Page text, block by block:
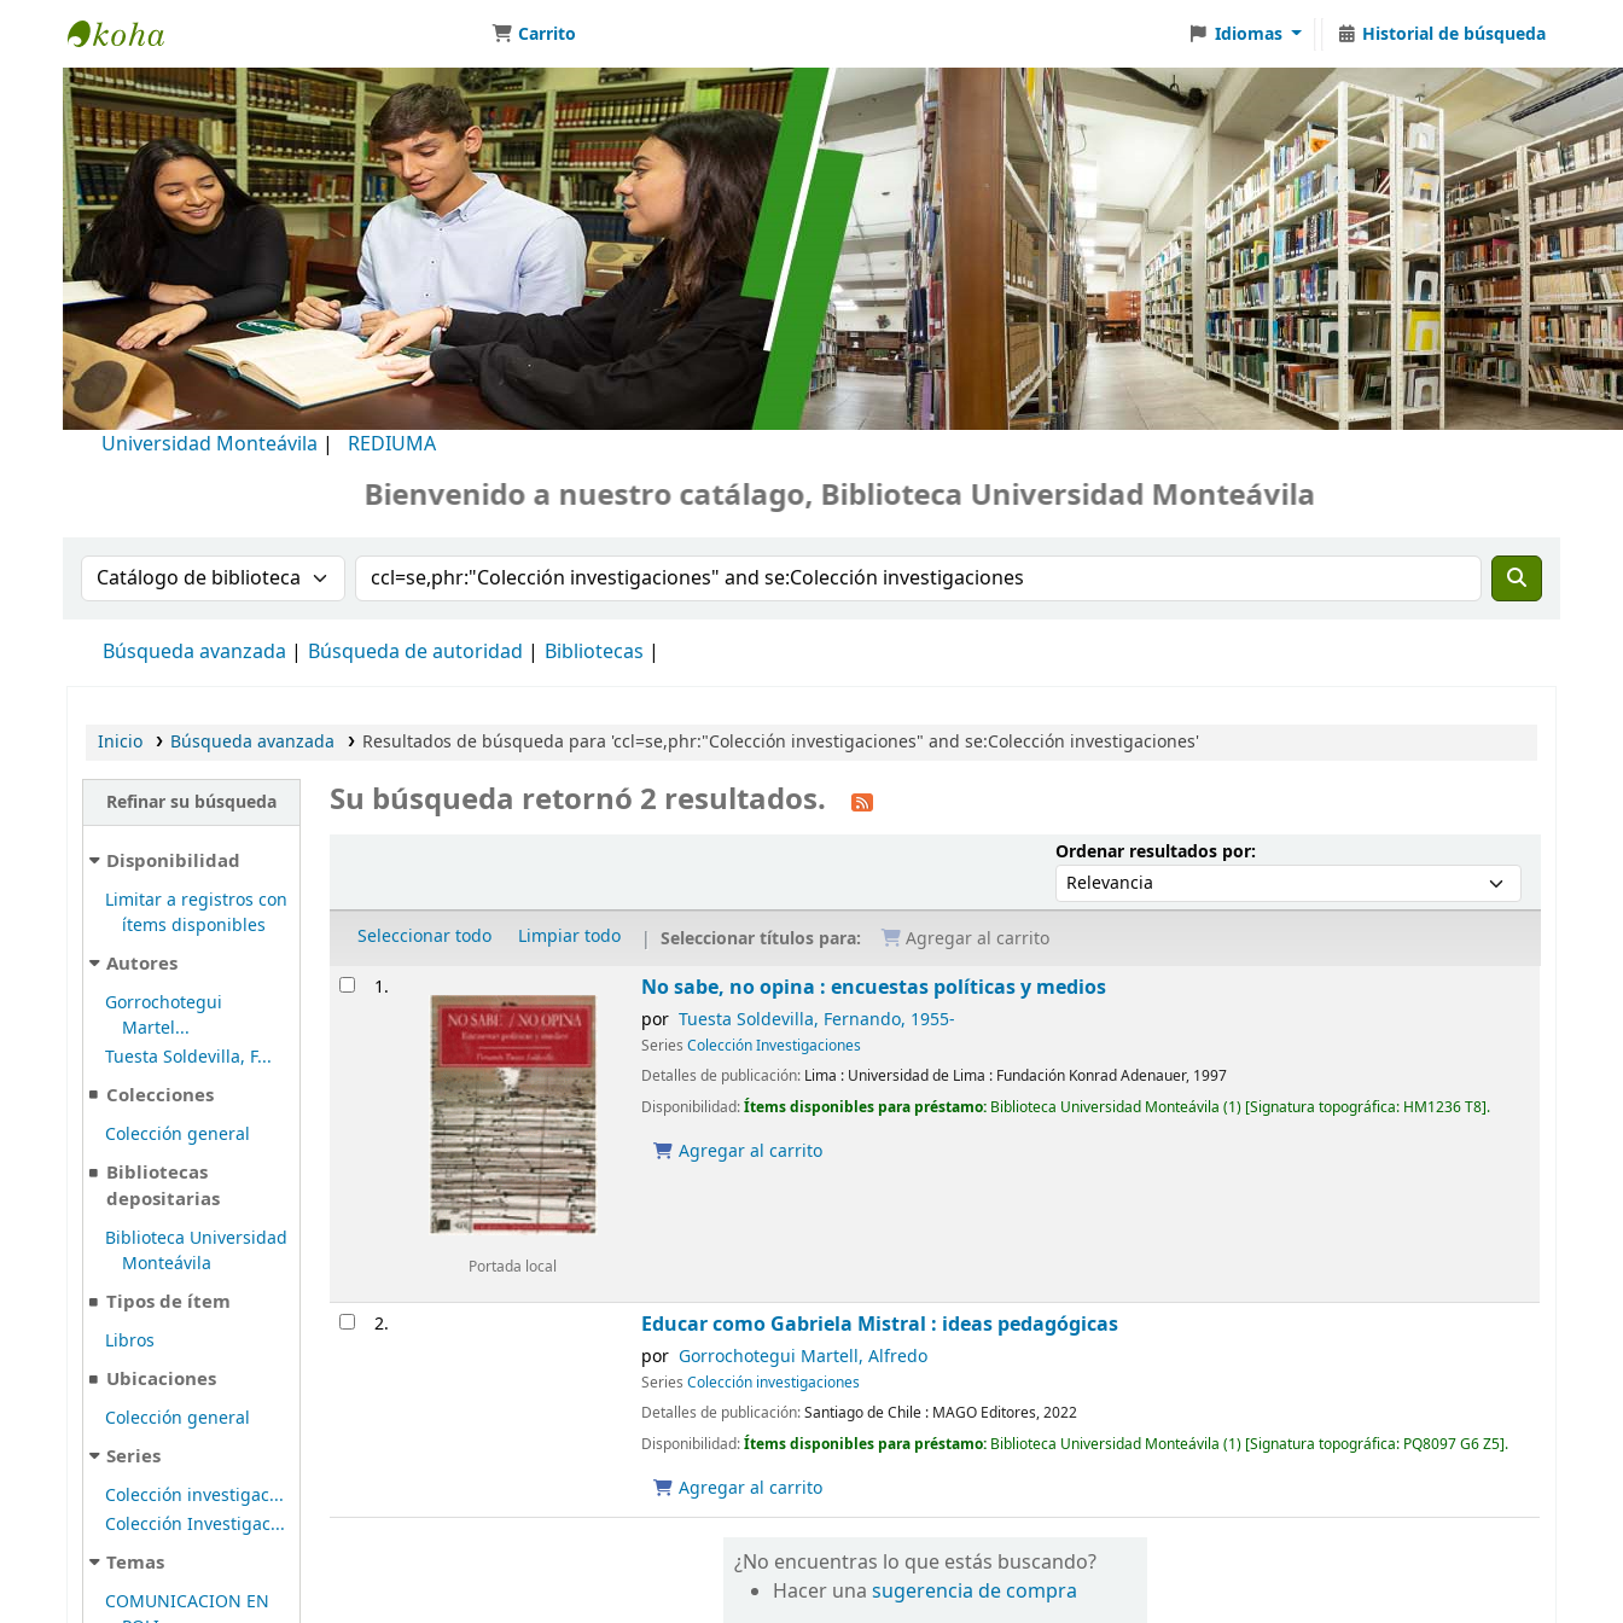
Biblioteca Universidad Monteávila
Carrito Idiomas Historial de búsqueda
Universidad Monteávila | REDIUMA
Bienvenido a nuestro catálago, Biblioteca Universidad Monteávila
Buscar en el catálogo por:Buscar en el catálogo
Búsqueda avanzada Búsqueda de autoridad Bibliotecas
Inicio Búsqueda avanzada Resultados de búsqueda para 'ccl=se,phr:"Colección investigaciones" and se:Colección investigaciones'
Refinar su búsqueda
Disponibilidad
Limitar a registros con
ítems disponibles
Autores
Gorrochotegui
Martel...
Tuesta Soldevilla, F...
Colecciones
Colección general
Bibliotecas
depositarias
Biblioteca Universidad
Monteávila
Tipos de ítem
Libros
Ubicaciones
Colección general
Series
Colección investigac...
Colección Investigac...
Temas
COMUNICACION EN
Su búsqueda retornó 2 resultados.
Ordenar resultados por:Ordenar por:
Seleccionar todo Limpiar todo Seleccionar títulos para: Agregar al carrito
Resultados
1.
Portada local
No sabe, no opina : encuestas políticas y medios
por Tuesta Soldevilla, Fernando, 1955-
SeriesColección Investigaciones
Detalles de publicación: Lima : Universidad de Lima : Fundación Konrad Adenauer, 1997
Disponibilidad:Ítems disponibles para préstamo: Biblioteca Universidad Monteávila (1) Signatura topográfica: HM1236 T8 .
Agregar al carrito
2. Educar como Gabriela Mistral : ideas pedagógicas
por Gorrochotegui Martell, Alfredo
SeriesColección investigaciones
Detalles de publicación:Santiago de Chile : MAGO Editores,2022
Disponibilidad:Ítems disponibles para préstamo: Biblioteca Universidad Monteávila (1) Signatura topográfica: PQ8097 G6 Z5 .
Agregar al carrito
¿No encuentras lo que estás buscando?
Hacer unasugerencia de compra